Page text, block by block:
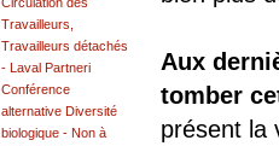
Aux
tomber
présent la
Travailleurs,
Travailleurs détachés
- Laval Partneri
Conférence
alternative Diversité
biologique - Non à